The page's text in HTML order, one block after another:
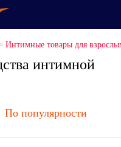
Интимные товары для
интимной
По популярности